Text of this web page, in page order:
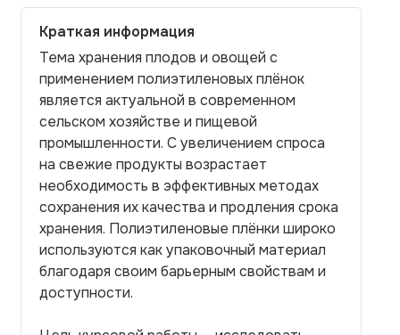
Краткая информация
Тема хранения плодов и овощей с
применением полиэтиленовых плёнок
является актуальной в современном
сельском хозяйстве и пищевой
промышленности. С увеличением спроса
на свежие продукты возрастает
необходимость в эффективных методах
сохранения их качества и продления срока
хранения. Полиэтиленовые плёнки широко
используются как упаковочный материал
благодаря своим барьерным свойствам и
доступности.